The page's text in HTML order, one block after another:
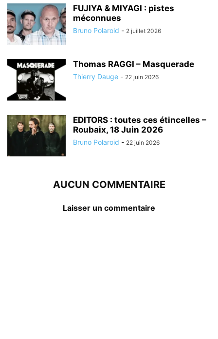
FUJIYA & MIYAGI : pistes
méconnues
Bruno Polaroid - 2 juillet 2026
Thomas RAGGI – Masquerade
Thierry Dauge - 22 juin 2026
EDITORS : toutes ces étincelles –
Roubaix, 18 Juin 2026
Bruno Polaroid - 22 juin 2026
AUCUN COMMENTAIRE
Laisser un commentaire